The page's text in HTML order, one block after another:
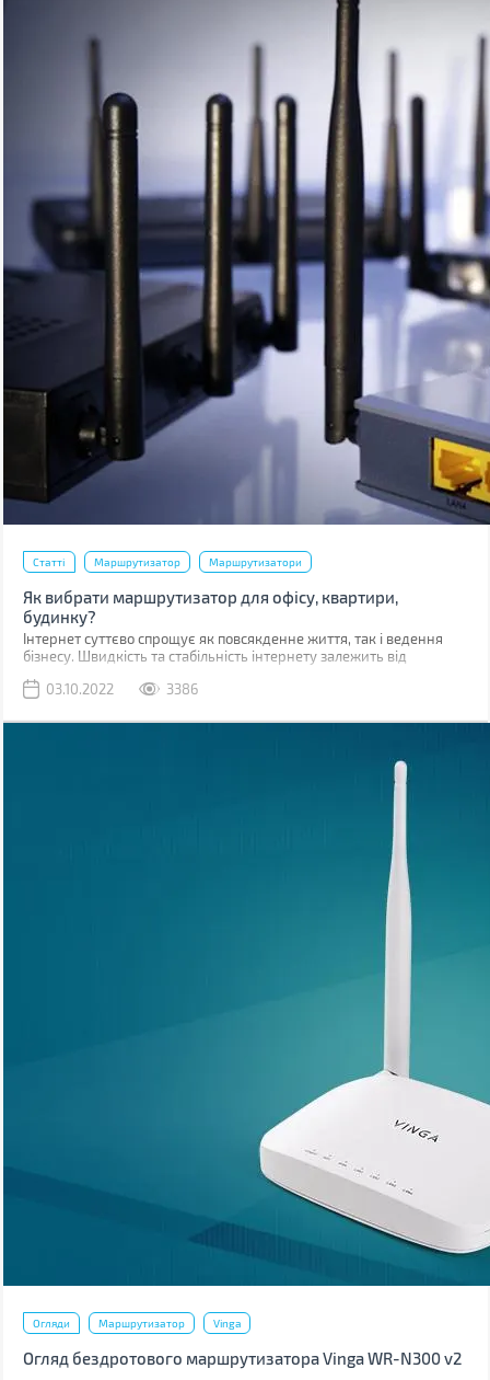
Статті Маршрутизатор Маршрутизатори
Як вибрати маршрутизатор для офісу, квартири,
будинку?
Інтернет суттєво спрощує як повсякденне життя, так і ведення
бізнесу. Швидкість та стабільність інтернету залежить від
(маршрутизатора).
03.10.2022 3386
Огляди Маршрутизатор Vinga
Огляд бездротового маршрутизатора Vinga WR-N300 v2